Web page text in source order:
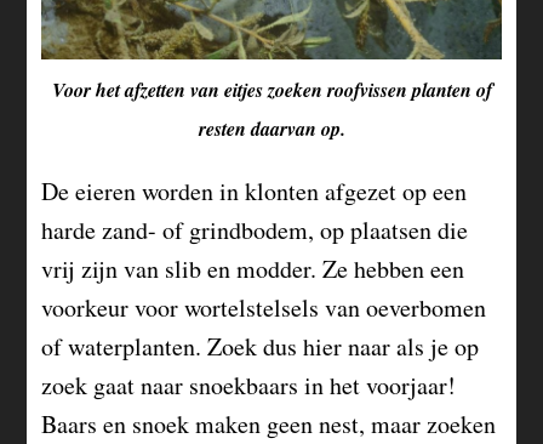
Voor het afzetten van eitjes zoeken roofvissen planten of
resten daarvan op.
De eieren worden in klonten afgezet op een
harde zand- of grindbodem, op plaatsen die
vrij zijn van slib en modder. Ze hebben een
voorkeur voor wortelstelsels van oeverbomen
of waterplanten. Zoek dus hier naar als je op
zoek gaat naar snoekbaars in het voorjaar!
Baars en snoek maken geen nest, maar zoeken